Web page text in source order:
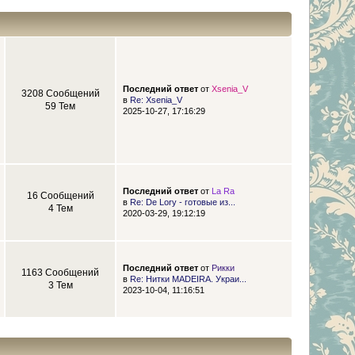
3208 Сообщений
59 Тем
Последний ответот Xsenia_V
в Re: Xsenia_V
2025-10-27, 17:16:29
16 Сообщений
4 Тем
Последний ответот
La Ra
в Re: De Lory - готовые из...
2020-03-29, 19:12:19
1163 Сообщений
3 Тем
Последний ответот Рикки
в Re: Нитки MADEIRA. Украи...
2023-10-04, 11:16:51